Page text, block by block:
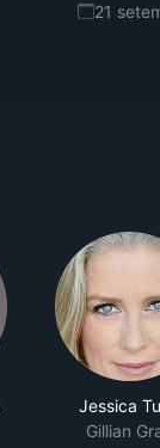
21
Jessica
Gillian